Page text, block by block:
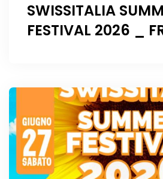
SWISSITALIA
FESTIVAL 2026 _